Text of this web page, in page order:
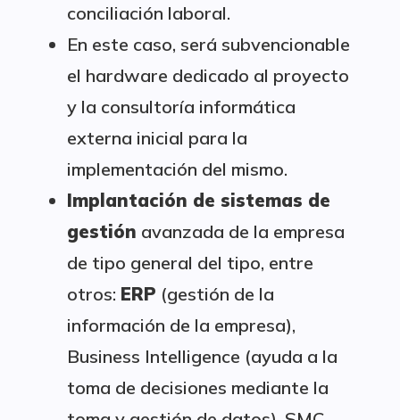
conciliación laboral.
En este caso, será subvencionable
el hardware dedicado al proyecto
y la consultoría informática
externa inicial para la
implementación del mismo.
Implantación de sistemas de
gestión avanzada de la empresa
de tipo general del tipo, entre
otros: ERP (gestión de la
información de la empresa),
Business Intelligence (ayuda a la
toma de decisiones mediante la